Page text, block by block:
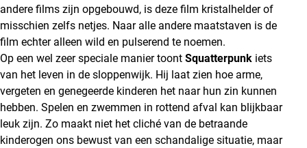
andere films zijn opgebouwd, is deze film kristalhelder of
misschien zelfs netjes. Naar alle andere maatstaven is de
film echter alleen wild en pulserend te noemen.
Op een wel zeer speciale manier toont Squatterpunk iets
van het leven in de sloppenwijk. Hij laat zien hoe arme,
vergeten en genegeerde kinderen het naar hun zin kunnen
hebben. Spelen en zwemmen in rottend afval kan blijkbaar
leuk zijn. Zo maakt niet het cliché van de betraande
kinderogen ons bewust van een schandalige situatie, maar